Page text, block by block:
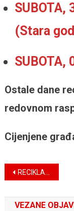
SUBOTA,
(Stara
SUBOTA,
Ostale dane
redovnom
Cijenjene
Navigacija
objava
RECIKLAŽNO DVORIŠTE NAGRAĐUJE!
VEZANE